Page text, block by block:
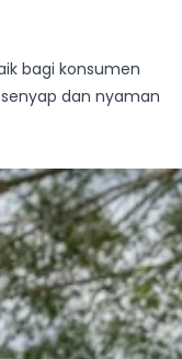
bagi konsumen
dan nyaman